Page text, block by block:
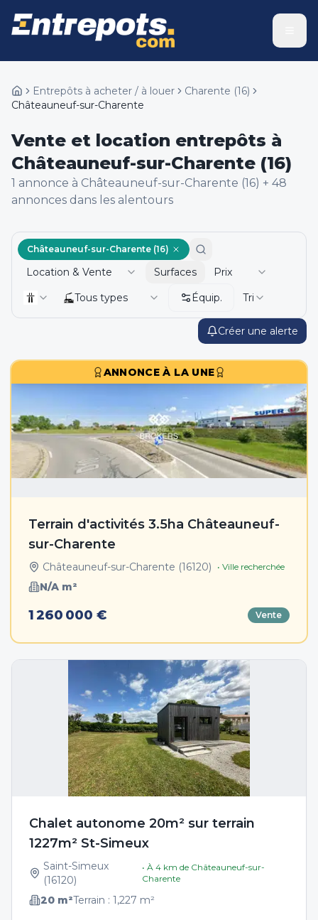
Entrepôts à acheter / à louer Charente (16)
Châteauneuf-sur-Charente
Vente et location entrepôts à
Châteauneuf-sur-Charente (16)
1 annonce à Châteauneuf-sur-Charente (16) + 48
annonces dans les alentours
Créer une alerte
Châteauneuf-sur-Charente (16)
Location & Vente Surfaces
Prix
Tous types
Équip. Tri
ANNONCE À LA UNE
Terrain d'activités 3.5ha Châteauneuf-
sur-Charente
Châteauneuf-sur-Charente (16120) • Ville recherchée
N/A m²
1 260 000 € Vente
Chalet autonome 20m² sur terrain
1227m² St-Simeux
Saint-Simeux
(16120)
• À 4km de Châteauneuf-sur-
Charente
20 m²Terrain : 1,227 m²